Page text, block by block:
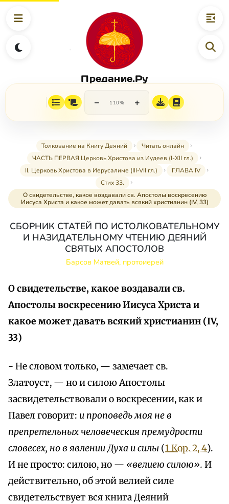
Предание.Ру
− 110% +
Толкование на Книгу Деяний
Читать онлайн
ЧАСТЬ ПЕРВАЯ Церковь Христова из Иудеев (I-XII гл.)
II. Церковь Христова в Иерусалиме (III-VII гл.)
ГЛАВА IV
Стих 33.
О свидетельстве, какое воздавали св. Апостолы воскресению
Иисуса Христа и какое может давать всякий христианин (IV, 33)
СБОРНИК СТАТЕЙ ПО ИСТОЛКОВАТЕЛЬНОМУ
И НАЗИДАТЕЛЬНОМУ ЧТЕНИЮ ДЕЯНИЙ
СВЯТЫХ АПОСТОЛОВ
Барсов Матвей, протоиерей
О свидетельстве, какое воздавали св.
Апостолы воскресению Иисуса Христа и
какое может давать всякий христианин (IV,
33)
- Не словом только, — замечает св.
Златоуст, — но и силою Апостолы
засвидетельствовали о воскресении, как и
Павел говорит: и проповедь моя не в
препретельных человеческия премудрости
словесех, но в явлении Духа и силы (1 Кор. 2, 4).
И не просто: силою, но — «велиею силою». И
действительно, об этой велией силе
свидетельствует вся книга Деяний